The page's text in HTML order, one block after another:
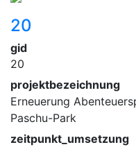
20
gid
20
projektbezeichnung
Erneuerung
Paschu-Park
zeitpunkt_umsetzung